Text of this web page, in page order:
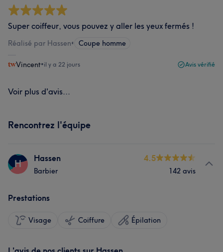
Super coiffeur, vous pouvez y aller les yeux fermés !
Réalisé par Hassen• Coupe homme
Vincent•il y a 22 jours Avis vérifié
Voir plus d'avis...
Rencontrez l'équipe
H Hassen
Barbier
4.5
142 avis
Prestations
Visage Coiffure Épilation